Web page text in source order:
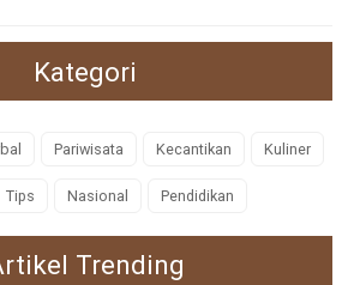
Kategori
Pariwisata Kecantikan Kuliner
Tips Nasional Pendidikan
Trending